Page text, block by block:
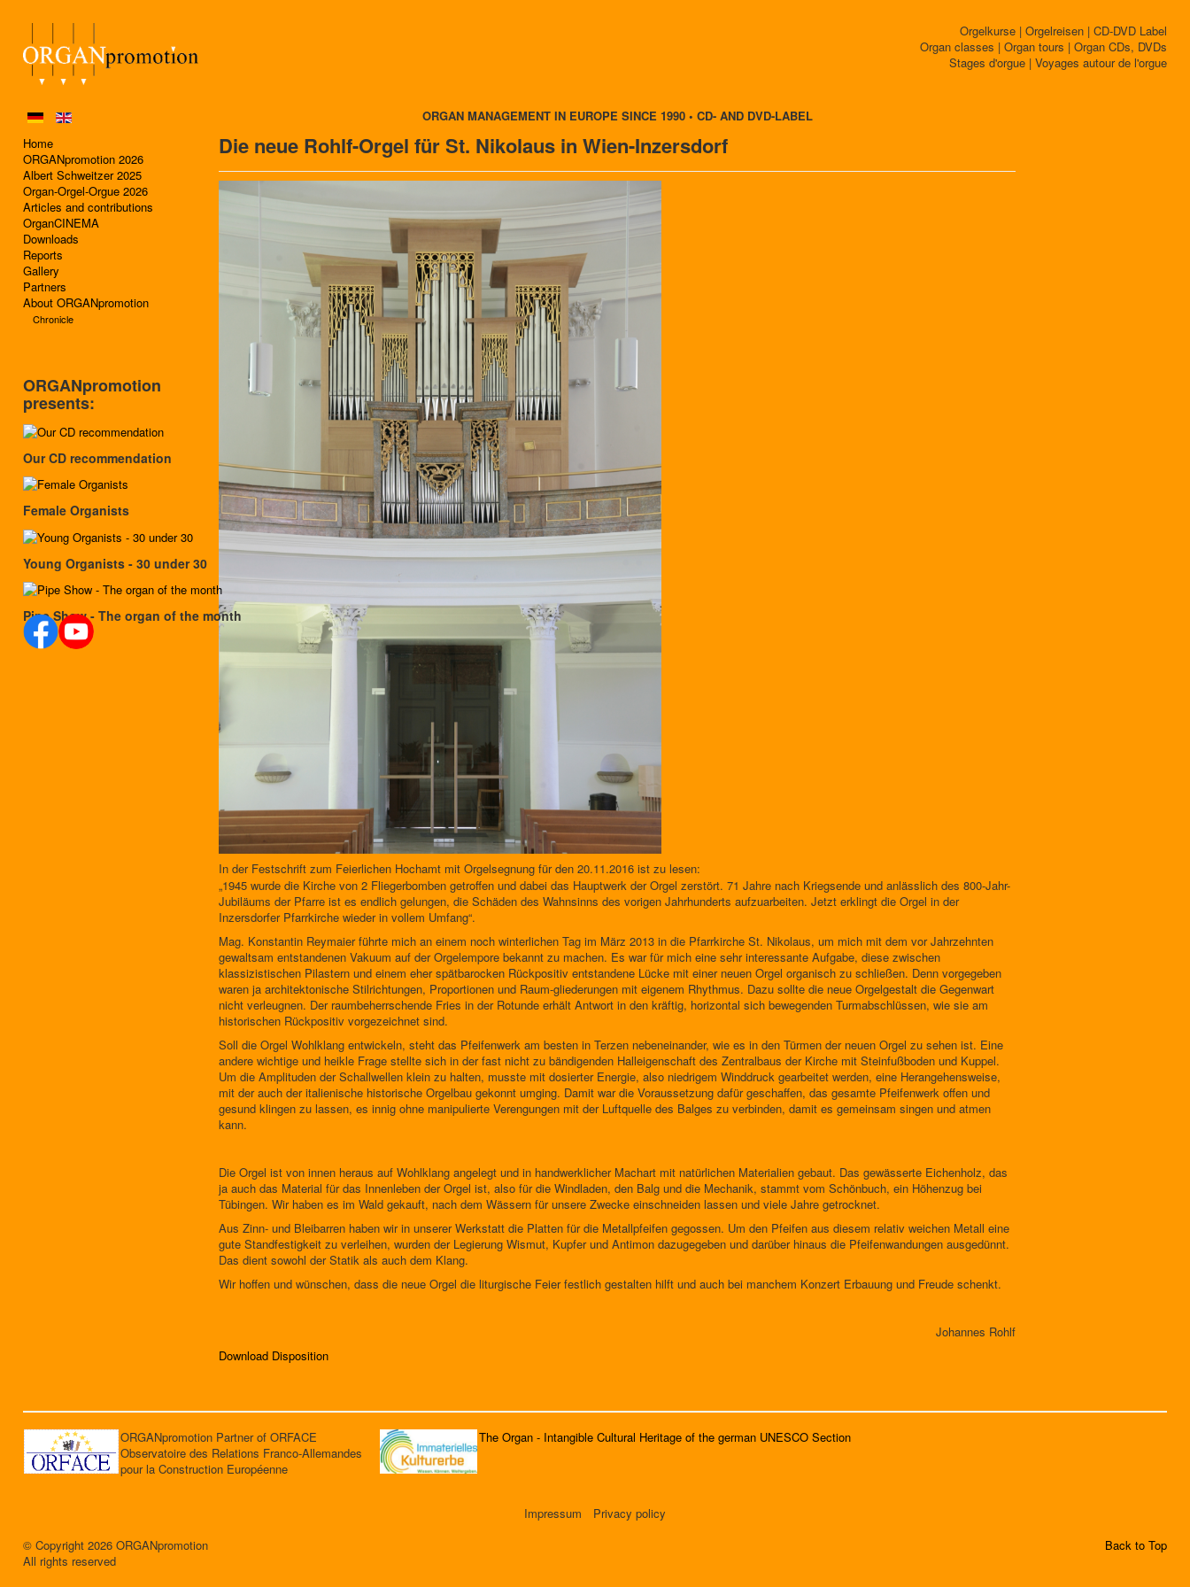
Orgelkurse | Orgelreisen | CD-DVD Label
Organ classes | Organ tours | Organ CDs, DVDs
Stages d'orgue | Voyages autour de l'orgue
Home
ORGANpromotion 2026
Albert Schweitzer 2025
Organ-Orgel-Orgue 2026
Articles and contributions
OrganCINEMA
Downloads
Reports
Gallery
Partners
About ORGANpromotion
Chronicle
ORGAN MANAGEMENT IN EUROPE SINCE 1990 • CD- AND DVD-LABEL
Die neue Rohlf-Orgel für St. Nikolaus in Wien-Inzersdorf
In der Festschrift zum Feierlichen Hochamt mit Orgelsegnung für den 20.11.2016 ist zu lesen:
„1945 wurde die Kirche von 2 Fliegerbomben getroffen und dabei das Hauptwerk der Orgel zerstört. 71 Jahre nach Kriegsende und anlässlich des 800-Jahr-
Jubiläums der Pfarre ist es endlich gelungen, die Schäden des Wahnsinns des vorigen Jahrhunderts aufzuarbeiten. Jetzt erklingt die Orgel in der
Inzersdorfer Pfarrkirche wieder in vollem Umfang“.
Mag. Konstantin Reymaier führte mich an einem noch winterlichen Tag im März 2013 in die Pfarrkirche St. Nikolaus, um mich mit dem vor Jahrzehnten
gewaltsam entstandenen Vakuum auf der Orgelempore bekannt zu machen. Es war für mich eine sehr interessante Aufgabe, diese zwischen
klassizistischen Pilastern und einem eher spätbarocken Rückpositiv entstandene Lücke mit einer neuen Orgel organisch zu schließen. Denn vorgegeben
waren ja architektonische Stilrichtungen, Proportionen und Raum-gliederungen mit eigenem Rhythmus. Dazu sollte die neue Orgelgestalt die Gegenwart
nicht verleugnen. Der raumbeherrschende Fries in der Rotunde erhält Antwort in den kräftig, horizontal sich bewegenden Turmabschlüssen, wie sie am
historischen Rückpositiv vorgezeichnet sind.
Soll die Orgel Wohlklang entwickeln, steht das Pfeifenwerk am besten in Terzen nebeneinander, wie es in den Türmen der neuen Orgel zu sehen ist. Eine
andere wichtige und heikle Frage stellte sich in der fast nicht zu bändigenden Halleigenschaft des Zentralbaus der Kirche mit Steinfußboden und Kuppel.
Um die Amplituden der Schallwellen klein zu halten, musste mit dosierter Energie, also niedrigem Winddruck gearbeitet werden, eine Herangehensweise,
mit der auch der italienische historische Orgelbau gekonnt umging. Damit war die Voraussetzung dafür geschaffen, das gesamte Pfeifenwerk offen und
gesund klingen zu lassen, es innig ohne manipulierte Verengungen mit der Luftquelle des Balges zu verbinden, damit es gemeinsam singen und atmen
kann.
Die Orgel ist von innen heraus auf Wohlklang angelegt und in handwerklicher Machart mit natürlichen Materialien gebaut. Das gewässerte Eichenholz, das
ja auch das Material für das Innenleben der Orgel ist, also für die Windladen, den Balg und die Mechanik, stammt vom Schönbuch, ein Höhenzug bei
Tübingen. Wir haben es im Wald gekauft, nach dem Wässern für unsere Zwecke einschneiden lassen und viele Jahre getrocknet.
Aus Zinn- und Bleibarren haben wir in unserer Werkstatt die Platten für die Metallpfeifen gegossen. Um den Pfeifen aus diesem relativ weichen Metall eine
gute Standfestigkeit zu verleihen, wurden der Legierung Wismut, Kupfer und Antimon dazugegeben und darüber hinaus die Pfeifenwandungen ausgedünnt.
Das dient sowohl der Statik als auch dem Klang.
Wir hoffen und wünschen, dass die neue Orgel die liturgische Feier festlich gestalten hilft und auch bei manchem Konzert Erbauung und Freude schenkt.
Johannes Rohlf
Download Disposition
ORGANpromotion
presents:
Our CD recommendation
Female Organists
Young Organists - 30 under 30
Pipe Show - The organ of the month
ORGANpromotion Partner of ORFACE
Observatoire des Relations Franco-Allemandes
pour la Construction Européenne
The Organ - Intangible Cultural Heritage of the german UNESCO Section
Impressum
Privacy policy
© Copyright 2026 ORGANpromotion
All rights reserved
Back to Top